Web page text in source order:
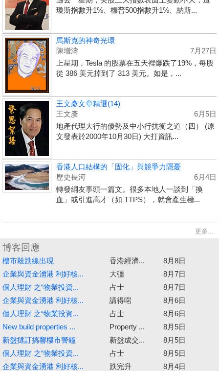
瓊斯指數升1%、標普500指數升1%、納斯...
馬斯克的神奇光環
陳增濤
7月27日
上星期，Tesla 的股票在五天裡爆跌了19%，每股
從 386 美元掉到了 313 美元。如是，...
王文彥文章精選(14)
王文彥
6月5日
地產代理大行的優勢及中小行抗衡之道（四） (原
文發表於2000年10月30日) 大打資訊...
香港人口結構的「固化」與競爭力隱憂
歷史長河
6月4日
轉發綱友事頭一篇文。很多本地人一談到「換
血」或引進高才（如 TTPS），就會產生極...
更多...
博客回應
樓市殺跌線出現 香港經濟...
8月8日
企業與資金湧港 利好核...
大彊
8月7日
個人理財 之“物業投資...
占士
8月7日
企業與資金湧港 利好核...
講得啱
8月6日
個人理財 之“物業投資...
占士
8月6日
New build properties ...
Property ...
8月5日
新盤撻訂搞響樓市警鐘
新盤成交...
8月5日
個人理財 之“物業投資...
占士
8月5日
企業與資金湧港 利好核...
跌完升
8月4日